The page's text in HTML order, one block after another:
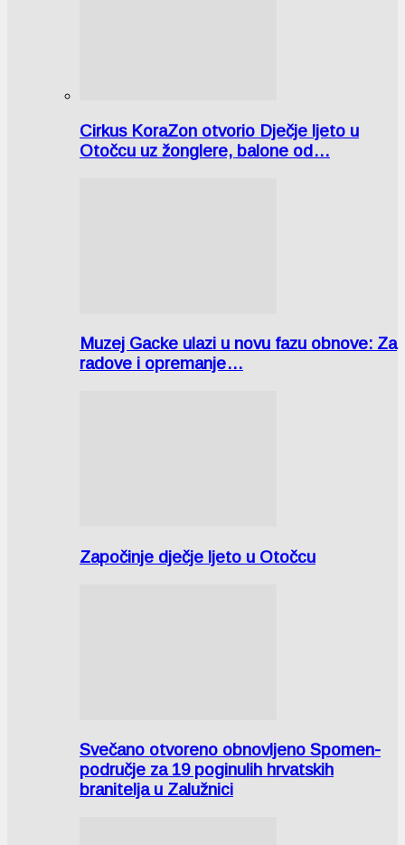
Cirkus KoraZon otvorio Dječje ljeto u
Otočcu uz žonglere, balone od…
Muzej Gacke ulazi u novu fazu obnove: Za
radove i opremanje…
Započinje dječje ljeto u Otočcu
Svečano otvoreno obnovljeno Spomen-
područje za 19 poginulih hrvatskih
branitelja u Zalužnici